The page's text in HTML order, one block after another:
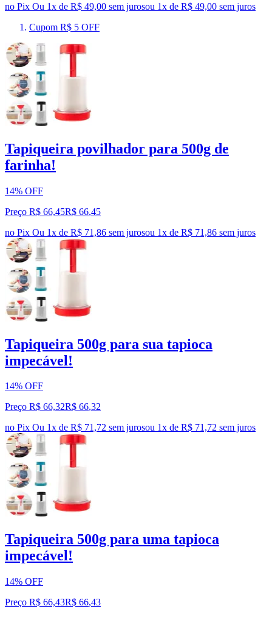
no Pix Ou 1x de R$ 49,00 sem jurosou 1x de R$ 49,00 sem juros
Cupom R$ 5 OFF
Tapiqueira povilhador para 500g de
farinha!
14% OFF
Preço R$ 66,45R$ 66,45
no Pix Ou 1x de R$ 71,86 sem jurosou 1x de R$ 71,86 sem juros
Tapiqueira 500g para sua tapioca
impecável!
14% OFF
Preço R$ 66,32R$ 66,32
no Pix Ou 1x de R$ 71,72 sem jurosou 1x de R$ 71,72 sem juros
Tapiqueira 500g para uma tapioca
impecável!
14% OFF
Preço R$ 66,43R$ 66,43